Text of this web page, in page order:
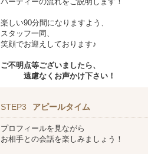
楽しい90分間になりますよう、
スタッフ一同、
笑顔でお迎えしております♪
ご不明点等ございましたら、
遠慮なくお声かけ下さい！
STEP3 アピールタイム
プロフィールを見ながら
お相手との会話を楽しみましょう！